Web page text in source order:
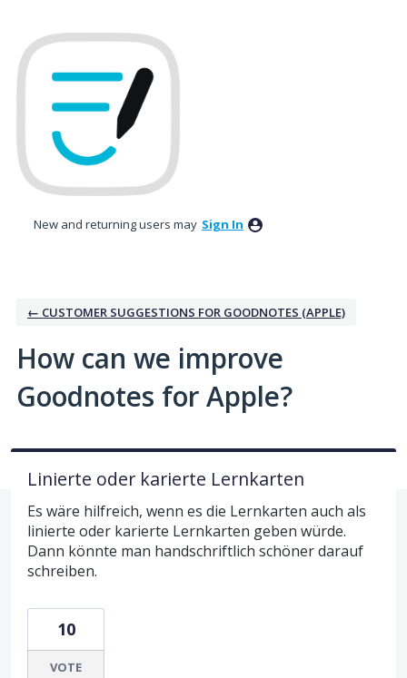
to
content
New and returning users may Sign In
← CUSTOMER SUGGESTIONS FOR GOODNOTES (APPLE)
How can we improve
Goodnotes for Apple?
Linierte oder karierte Lernkarten
Es wäre hilfreich, wenn es die Lernkarten auch als
linierte oder karierte Lernkarten geben würde.
Dann könnte man handschriftlich schöner darauf
schreiben.
10
VOTE